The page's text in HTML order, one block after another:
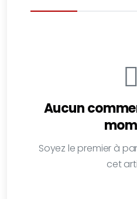
Aucun
Soyez le premier à
cet